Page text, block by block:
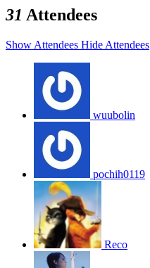
31 Attendees
Show Attendees Hide Attendees
wuubolin
pochih0119
Reco